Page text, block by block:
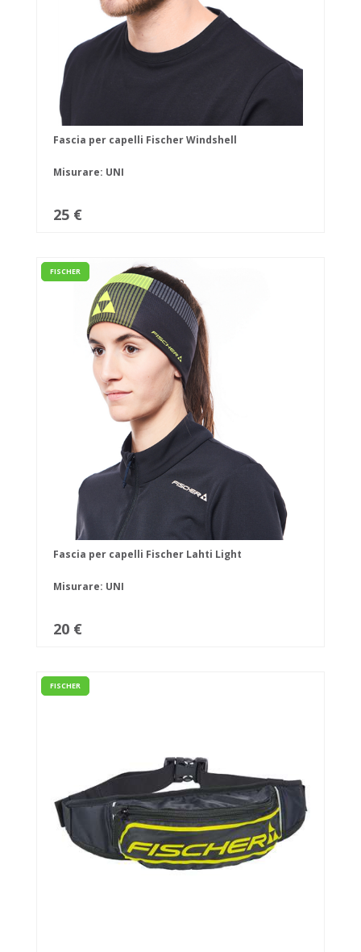
Fascia per capelli Fischer Windshell
Misurare: UNI
25 €
FISCHER
Fascia per capelli Fischer Lahti Light
Misurare: UNI
20 €
FISCHER